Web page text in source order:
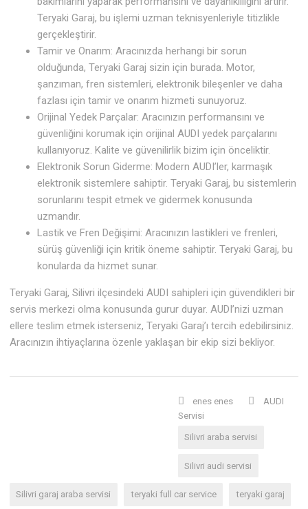
Teryaki Garaj, bu işlemi uzman teknisyenleriyle titizlikle
gerçekleştirir.
Tamir ve Onarım: Aracınızda herhangi bir sorun
olduğunda, Teryaki Garaj sizin için burada. Motor,
şanzıman, fren sistemleri, elektronik bileşenler ve daha
fazlası için tamir ve onarım hizmeti sunuyoruz.
Orijinal Yedek Parçalar: Aracınızın performansını ve
güvenliğini korumak için orijinal AUDI yedek parçalarını
kullanıyoruz. Kalite ve güvenilirlik bizim için önceliktir.
Elektronik Sorun Giderme: Modern AUDI’ler, karmaşık
elektronik sistemlere sahiptir. Teryaki Garaj, bu sistemlerin
sorunlarını tespit etmek ve gidermek konusunda
uzmandır.
Lastik ve Fren Değişimi: Aracınızın lastikleri ve frenleri,
sürüş güvenliği için kritik öneme sahiptir. Teryaki Garaj, bu
konularda da hizmet sunar.
Teryaki Garaj, Silivri ilçesindeki AUDI sahipleri için güvendikleri bir
servis merkezi olma konusunda gurur duyar. AUDI’nizi uzman
ellere teslim etmek isterseniz, Teryaki Garaj’ı tercih edebilirsiniz.
Aracınızın ihtiyaçlarına özenle yaklaşan bir ekip sizi bekliyor.
enes enes
AUDI
Servisi
Silivri araba servisi
Silivri audi servisi
Silivri garaj araba servisi teryaki full car service teryaki garaj